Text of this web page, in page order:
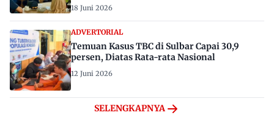
18 Juni 2026
ADVERTORIAL
Temuan Kasus TBC di Sulbar Capai 30,9
persen, Diatas Rata-rata Nasional
12 Juni 2026
SELENGKAPNYA